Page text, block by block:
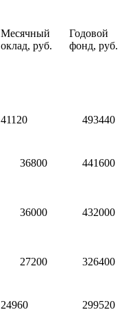
Месячный
оклад, руб.
Годовой
фонд, руб.
41120 493440
36800 441600
36000 432000
27200 326400
24960 299520